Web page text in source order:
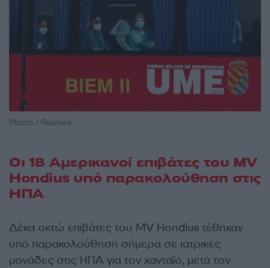
Photo / Reuters
Οι 18 Αμερικανοί επιβάτες του MV
Hondius υπό παρακολούθηση στις
ΗΠΑ
Δέκα οκτώ επιβάτες του MV Hondius τέθηκαν
υπό παρακολούθηση σήμερα σε ιατρικές
μονάδες στις ΗΠΑ για τον χανταϊό, μετά τον